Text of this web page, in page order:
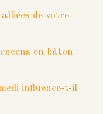
de votre
en bâton
influence-t-il